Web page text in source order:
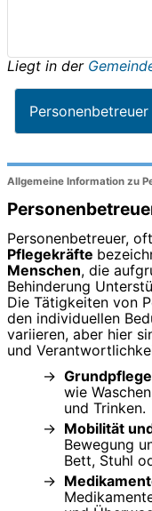
Liegt in der
Personenbetreuer
Allgemeine Information zu
Personenbetreuer,
Pflegekräfte
Menschen, die
Behinderung
Die Tätigkeiten von
den individuellen
variieren, aber hier
und
Grundpflege
wie
und Trinken.
Mobilität
Bewegung
Bett, Stuhl